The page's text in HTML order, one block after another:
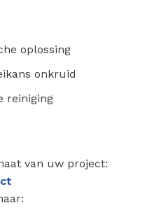
oplossing
onkruid
reiniging
van uw project: